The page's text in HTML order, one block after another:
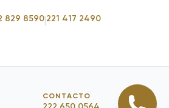
829 8590|221 417 2490
CONTACTO